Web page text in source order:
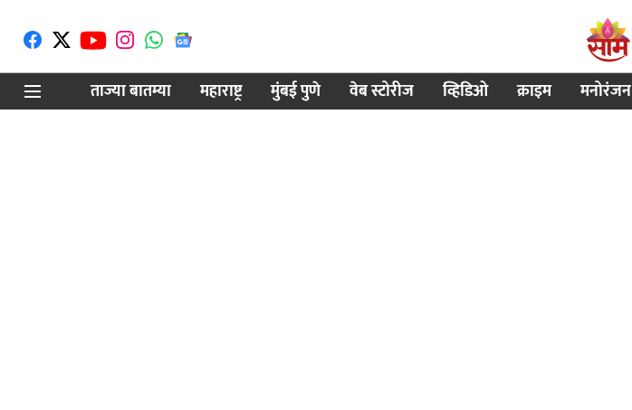
ताज्या बातम्या
महाराष्ट्र मुंबई पुणे वेब स्टोरीज व्हिडिओ क्राइम मनोरंजन